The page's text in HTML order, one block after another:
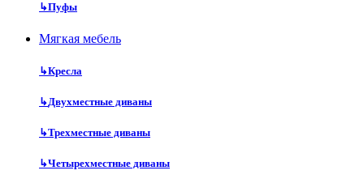
↳Пуфы
Мягкая мебель
↳Кресла
↳Двухместные диваны
↳Трехместные диваны
↳Четырехместные диваны